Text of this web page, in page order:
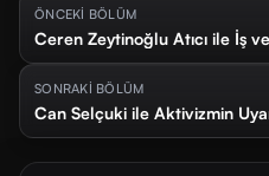
ÖNCEKİ BÖLÜM
Ceren Zeytinoğlu Atıcı ile İş ve
SONRAKİ BÖLÜM
Can Selçuki ile Aktivizmin